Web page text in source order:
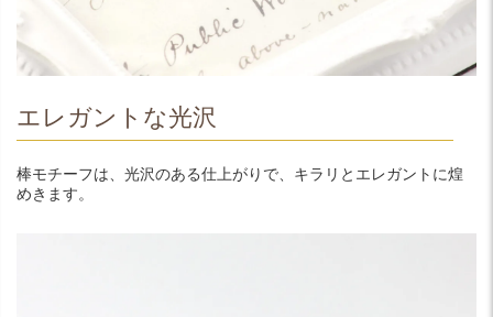
エレガントな光沢
棒モチーフは、光沢のある仕上がりで、キラリとエレガントに煌
めきます。